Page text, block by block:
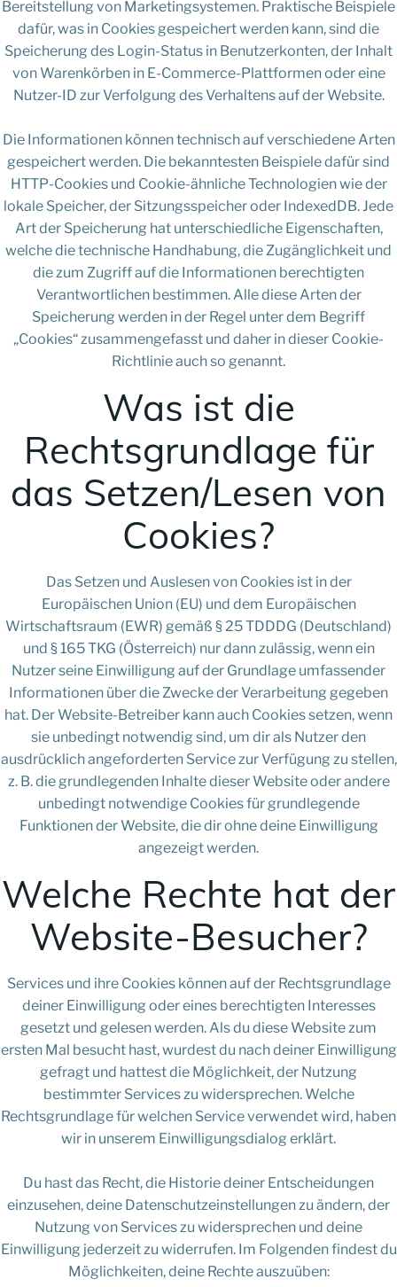
Bereitstellung von Marketingsystemen. Praktische Beispiele
dafür, was in Cookies gespeichert werden kann, sind die
Speicherung des Login-Status in Benutzerkonten, der Inhalt
von Warenkörben in E-Commerce-Plattformen oder eine
Nutzer-ID zur Verfolgung des Verhaltens auf der Website.
Die Informationen können technisch auf verschiedene Arten
gespeichert werden. Die bekanntesten Beispiele dafür sind
HTTP-Cookies und Cookie-ähnliche Technologien wie der
lokale Speicher, der Sitzungsspeicher oder IndexedDB. Jede
Art der Speicherung hat unterschiedliche Eigenschaften,
welche die technische Handhabung, die Zugänglichkeit und
die zum Zugriff auf die Informationen berechtigten
Verantwortlichen bestimmen. Alle diese Arten der
Speicherung werden in der Regel unter dem Begriff
„Cookies“ zusammengefasst und daher in dieser Cookie-
Richtlinie auch so genannt.
Was ist die
Rechtsgrundlage für
das Setzen/Lesen von
Cookies?
Das Setzen und Auslesen von Cookies ist in der
Europäischen Union (EU) und dem Europäischen
Wirtschaftsraum (EWR) gemäß § 25 TDDDG (Deutschland)
und § 165 TKG (Österreich) nur dann zulässig, wenn ein
Nutzer seine Einwilligung auf der Grundlage umfassender
Informationen über die Zwecke der Verarbeitung gegeben
hat. Der Website-Betreiber kann auch Cookies setzen, wenn
sie unbedingt notwendig sind, um dir als Nutzer den
ausdrücklich angeforderten Service zur Verfügung zu stellen,
z. B. die grundlegenden Inhalte dieser Website oder andere
unbedingt notwendige Cookies für grundlegende
Funktionen der Website, die dir ohne deine Einwilligung
angezeigt werden.
Welche Rechte hat der
Website-Besucher?
Services und ihre Cookies können auf der Rechtsgrundlage
deiner Einwilligung oder eines berechtigten Interesses
gesetzt und gelesen werden. Als du diese Website zum
ersten Mal besucht hast, wurdest du nach deiner Einwilligung
gefragt und hattest die Möglichkeit, der Nutzung
bestimmter Services zu widersprechen. Welche
Rechtsgrundlage für welchen Service verwendet wird, haben
wir in unserem Einwilligungsdialog erklärt.
Du hast das Recht, die Historie deiner Entscheidungen
einzusehen, deine Datenschutzeinstellungen zu ändern, der
Nutzung von Services zu widersprechen und deine
Einwilligung jederzeit zu widerrufen. Im Folgenden findest du
Möglichkeiten, deine Rechte auszuüben: